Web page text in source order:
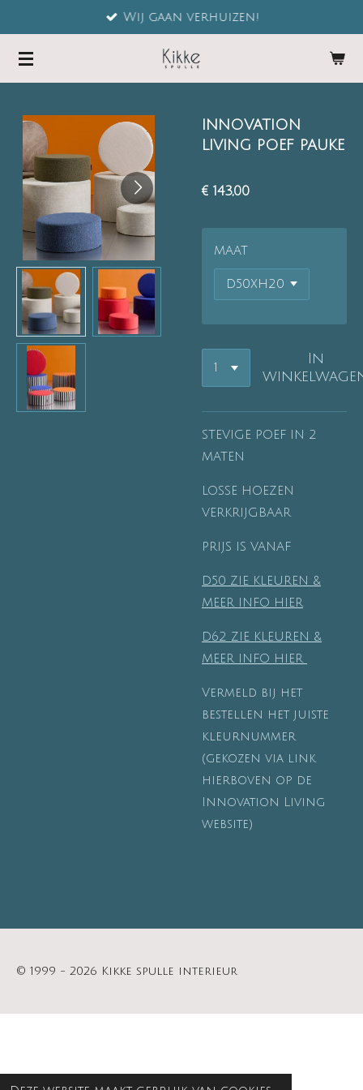
naar
de
Wij gaan verhuizen!
INNOVATION
LIVING POEF PAUKE
€ 143,00
MAAT
In
STEVIGE POEF IN 2
MATEN
LOSSE HOEZEN
VERKRIJGBAAR
PRIJS IS VANAF
D50 ZIE KLEUREN &
MEER INFO HIER
D62 ZIE KLEUREN &
MEER INFO HIER
Vermeld bij het
bestellen het juiste
kleurnummer
(gekozen via link
hierboven op de
Innovation Living
website)
© 1999 - 2026 Kikke spulle interieur